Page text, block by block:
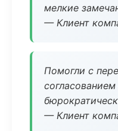
мелкие
— Клиент
Помогли с
— Клиент